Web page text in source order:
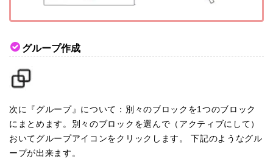
グループ作成
次に『グループ』について：別々のブロックを1つのブロック
にまとめます。別々のブロックを選んで（アクティブにして）
おいてグループアイコンをクリックします。 下記のようなグル
ープが出来ます。